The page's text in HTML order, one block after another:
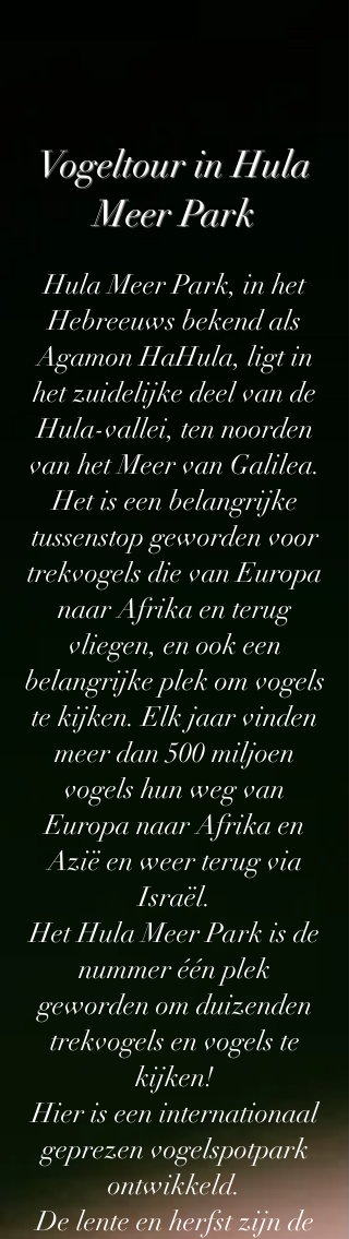
Vogeltour in Hula
Meer Park
Hula Meer Park, in het
Hebreeuws bekend als
Agamon HaHula, ligt in
het zuidelijke deel van de
Hula-vallei, ten noorden
van het Meer van Galilea.
Het is een belangrijke
tussenstop geworden voor
trekvogels die van Europa
naar Afrika en terug
vliegen, en ook een
belangrijke plek om vogels
te kijken. Elk jaar vinden
meer dan 500 miljoen
vogels hun weg van
Europa naar Afrika en
Azië en weer terug via
Israël.
Het Hula Meer Park is de
nummer één plek
geworden om duizenden
trekvogels en vogels te
kijken!
Hier is een internationaal
geprezen vogelspotpark
ontwikkeld.
De lente en herfst zijn de